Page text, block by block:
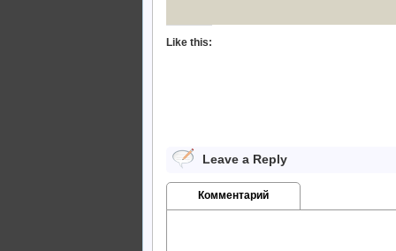
Like this:
Leave a Reply
Комментарий